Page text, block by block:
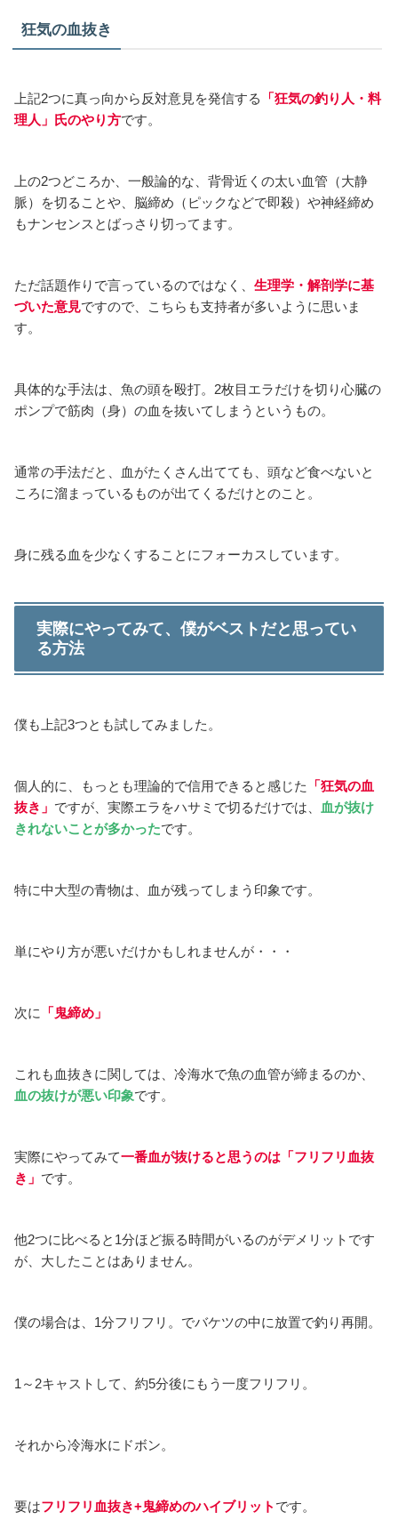
狂気の血抜き
上記2つに真っ向から反対意見を発信する
「狂気の釣り人・料
理人」氏のやり方です。
上の2つどころか、一般論的な、背骨近くの太い血管（大静
脈）を切ることや、脳締め（ピックなどで即殺）や神経締め
もナンセンスとばっさり切ってます。
ただ話題作りで言っているのではなく、 生理学・解剖学に基
づいた意見ですので、こちらも支持者が多いように思いま
す。
具体的な手法は、魚の頭を殴打。2枚目エラだけを切り心臓の
ポンプで筋肉（身）の血を抜いてしまうというもの。
通常の手法だと、血がたくさん出てても、頭など食べないと
ころに溜まっているものが出てくるだけとのこと。
身に残る血を少なくすることにフォーカスしています。
実際にやってみて、僕がベストだと思ってい
る方法
僕も上記3つとも試してみました。
個人的に、もっとも理論的で信用できると感じた
「狂気の血
抜き」 ですが、実際エラをハサミで切るだけでは、
血が抜け
きれないことが多かったです。
特に中大型の青物は、血が残ってしまう印象です。
単にやり方が悪いだけかもしれませんが・・・
次に 「鬼締め」
これも血抜きに関しては、冷海水で魚の血管が締まるのか、
血の抜けが悪い印象です。
実際にやってみて一番血が抜けると思うのは「フリフリ血抜
き」 です。
他2つに比べると1分ほど振る時間がいるのがデメリットです
が、大したことはありません。
僕の場合は、1分フリフリ。でバケツの中に放置で釣り再開。
1～2キャストして、約5分後にもう一度フリフリ。
それから冷海水にドボン。
要はフリフリ血抜き+鬼締めのハイブリット です。